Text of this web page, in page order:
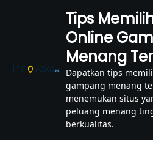
Tips
Online
Menang
Dapatkan tips
gampang menang
menemukan situs
peluang menang
berkualitas.